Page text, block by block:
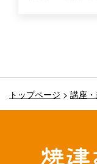
トップページ > 講座